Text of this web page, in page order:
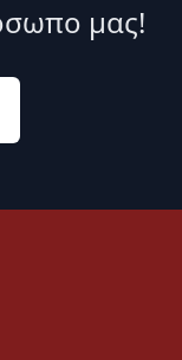
μας!